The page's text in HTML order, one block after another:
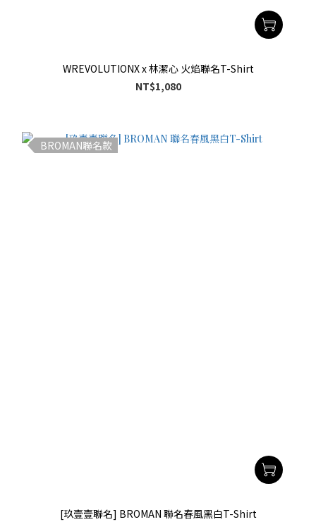
WREVOLUTIONX x 林潔心 火焰聯名T-Shirt
NT$1,080
BROMAN聯名款
[玖壹壹聯名] BROMAN 聯名春風黑白T-Shirt